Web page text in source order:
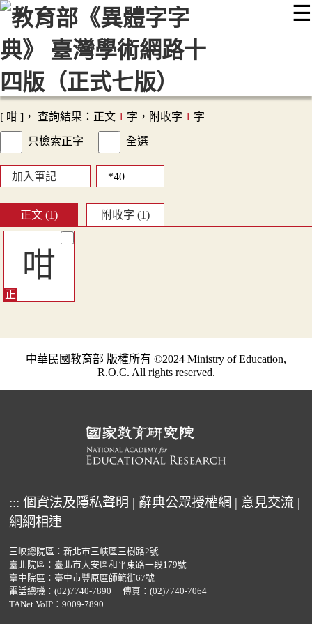
☰
::: 最新消息 常見問題 編輯說明
顯示模式
網站導覽
[ 咁 ]， 查詢結果：正文 1 字，附收字 1 字
只檢索正字 全選
加入筆記
正文 (1) 附收字 (1)
咁
中華民國教育部 版權所有 ©2024 Ministry of Education,
R.O.C. All rights reserved.
::: 個資法及隱私聲明 | 辭典公眾授權網 | 意見交流 |
網網相連
三峽總院區：新北市三峽區三樹路2號
臺北院區：臺北市大安區和平東路一段179號
臺中院區：臺中市豐原區師範街67號
電話總機： (02)7740-7890
傳真：(02)7740-7064
TANet VoIP：9009-7890